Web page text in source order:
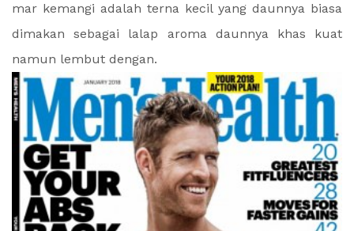
mar kemangi adalah terna kecil yang daunnya biasa
dimakan sebagai lalap aroma daunnya khas kuat
namun lembut dengan.